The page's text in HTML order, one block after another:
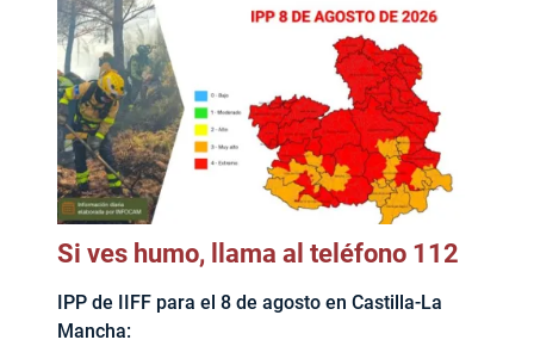
Si ves humo, llama al teléfono 112
IPP de IIFF para el 8 de agosto en Castilla-La
Mancha: